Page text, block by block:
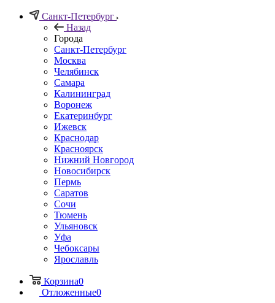
Санкт-Петербург
Назад
Города
Санкт-Петербург
Москва
Челябинск
Самара
Калининград
Воронеж
Екатеринбург
Ижевск
Краснодар
Красноярск
Нижний Новгород
Новосибирск
Пермь
Саратов
Сочи
Тюмень
Ульяновск
Уфа
Чебоксары
Ярославль
Корзина0
Отложенные0